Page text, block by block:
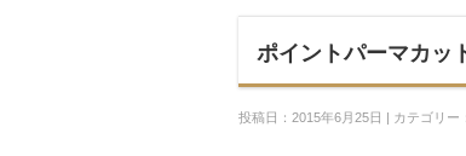
ポイントパーマカッ
投稿日：2015年6月25日 | カテゴリー：